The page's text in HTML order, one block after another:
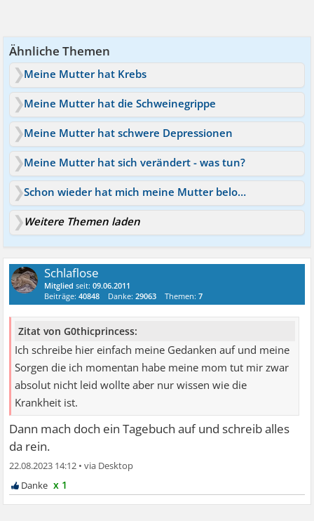
Ähnliche Themen
Meine Mutter hat Krebs
Meine Mutter hat die Schweinegrippe
Meine Mutter hat schwere Depressionen
Meine Mutter hat sich verändert - was tun?
Schon wieder hat mich meine Mutter belogen
Weitere Themen laden
Schlaflose
Mitglied seit:09.06.2011
Beiträge:40848 Danke:29063 Themen:7
Zitat von G0thicprincess:
Ich schreibe hier einfach meine Gedanken auf und meine
Sorgen die ich momentan habe meine mom tut mir zwar
absolut nicht leid wollte aber nur wissen wie die
Krankheit ist.
Dann mach doch ein Tagebuch auf und schreib alles
da rein.
22.08.2023 14:12 •
x 1